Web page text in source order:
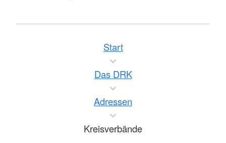
Start
Das DRK
Adressen
Kreisverbände